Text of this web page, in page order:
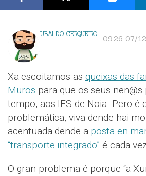
UBALDO CERQUEIRO 09:26 07/
Xa escoitamos as queixas das
Muros para que os seus
tempo, aos IES de Noia. Pero é
problemática, viva dende hai
acentuada dende a posta en
“transporte integrado” é cada
O gran problema é porque “a